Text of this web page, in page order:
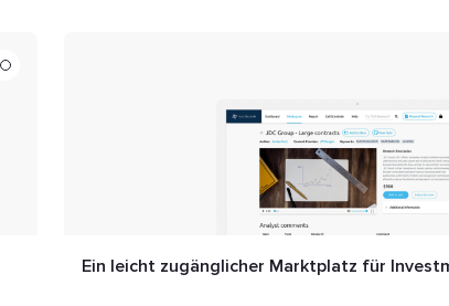
Ein leicht zugänglicher Marktplatz für